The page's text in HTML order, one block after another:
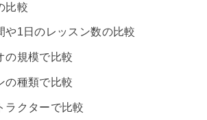
比較
や1日のレッスン数の比較
の規模で比較
の種類で比較
ラクターで比較